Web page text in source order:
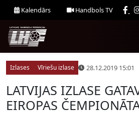
Kalendārs Handbols TV
Izlases Vīriešu izlase 28.12.2019 15:01
LATVIJAS IZLASE
EIROPAS